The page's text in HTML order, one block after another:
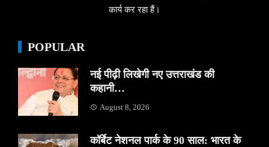
कार्य कर रहा हैं।
POPULAR
नई पीढ़ी लिखेगी नए उत्तराखंड की
कहानी…
August 8, 2026
कॉर्बेट नेशनल पार्क के 90 साल: भारत के